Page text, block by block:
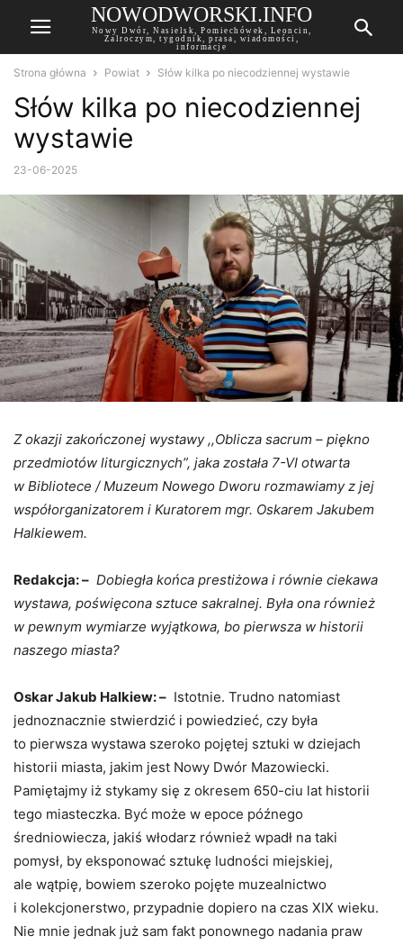
NOWODWORSKI.INFO
Nowy Dwór, Nasielsk, Pomiechówek, Leoncin,
Zalroczym, tygodnik, prasa, wiadomości,
informacje
Strona główna Powiat Słów kilka po niecodziennej wystawie
Słów kilka po niecodziennej
wystawie
23-06-2025
Z okazji zakończonej wystawy ,,Oblicza sacrum – piękno
przedmiotów liturgicznych”, jaka została 7-VI otwarta
w Bibliotece / Muzeum Nowego Dworu rozmawiamy z jej
współorganizatorem i Kuratorem mgr. Oskarem Jakubem
Halkiewem.
Redakcja: – Dobiegła końca prestiżowa i równie ciekawa
wystawa, poświęcona sztuce sakralnej. Była ona również
w pewnym wymiarze wyjątkowa, bo pierwsza w historii
naszego miasta?
Oskar Jakub Halkiew: – Istotnie. Trudno natomiast
jednoznacznie stwierdzić i powiedzieć, czy była
to pierwsza wystawa szeroko pojętej sztuki w dziejach
historii miasta, jakim jest Nowy Dwór Mazowiecki.
Pamiętajmy iż stykamy się z okresem 650-ciu lat historii
tego miasteczka. Być może w epoce późnego
średniowiecza, jakiś włodarz również wpadł na taki
pomysł, by eksponować sztukę ludności miejskiej,
ale wątpię, bowiem szeroko pojęte muzealnictwo
i kolekcjonerstwo, przypadnie dopiero na czas XIX wieku.
Nie mnie jednak już sam fakt ponownego nadania praw